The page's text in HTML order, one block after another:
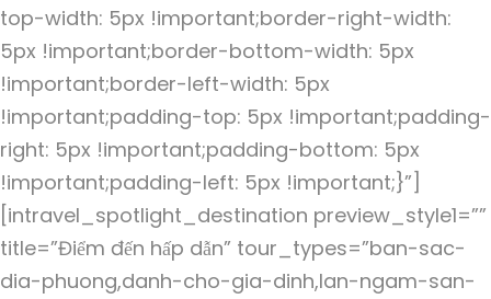
top-width: 5px !important;border-right-width:
5px !important;border-bottom-width: 5px
!important;border-left-width: 5px
!important;padding-top: 5px !important;padding-
right: 5px !important;padding-bottom: 5px
!important;padding-left: 5px !important;}”]
[intravel_spotlight_destination preview_style1=””
title=”Điểm đến hấp dẫn” tour_types=”ban-sac-
dia-phuong,danh-cho-gia-dinh,lan-ngam-san-